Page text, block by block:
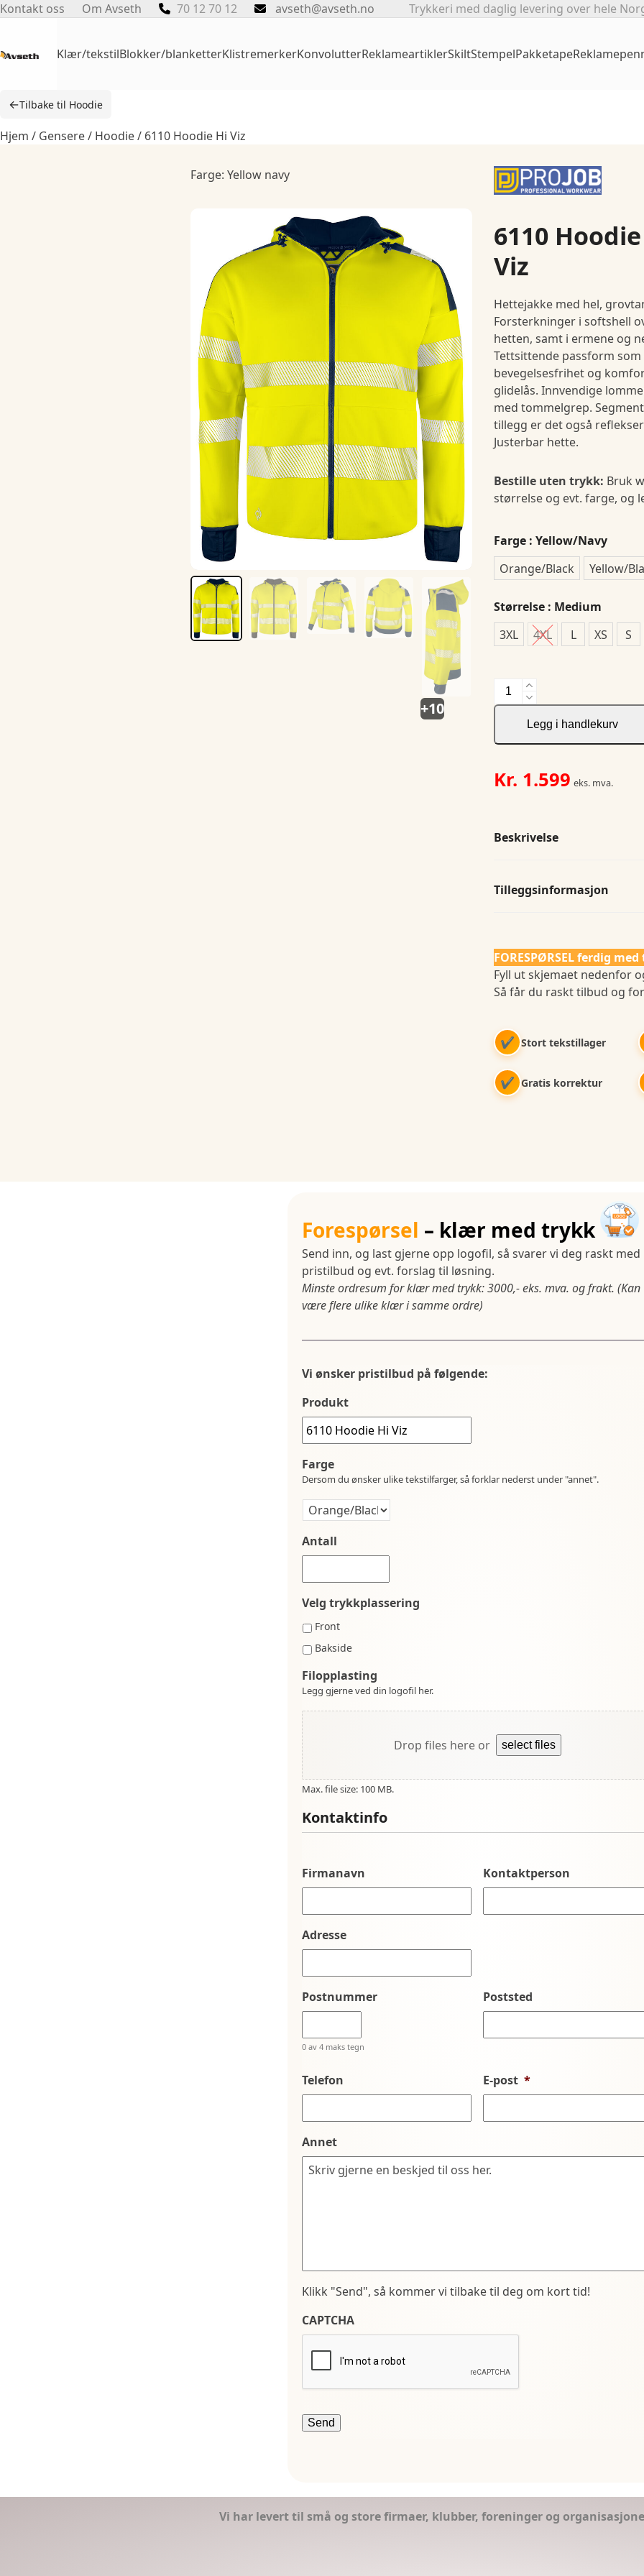
Skip
Kontakt oss Om Avseth 70 12 70 12 avseth@avseth.no Trykkeri med daglig levering over hele
Klær/tekstilBlokker/blanketterKlistremerkerKonvolutterReklameartiklerSkiltStempelPakketape
←Tilbake til Hoodie
Hjem / Gensere/ Hoodie/ 6110 Hoodie Hi Viz
Farge: Yellow navy
+10
6110
Viz
Hettejakke med hel,
Forsterkninger i softshell
hetten, samt i ermene og
Tettsittende passform
bevegelsesfrihet og
glidelås. Innvendige
med tommelgrep.
tillegg er det også
Justerbar hette.
Bestille uten trykk: Bruk
størrelse og evt. farge, og
Farge : Yellow/Navy
Orange/Black
Yellow/
Størrelse : Medium
3XL
4XL L XS S
6110
Hoodie
Viz
Legg i handlekurv
Kr. 1.599 eks. mva.
Beskrivelse
Tilleggsinformasjon
FORESPØRSEL ferdig
Fyll ut skjemaet nedenfor
Så får du raskt tilbud og
✔ Stort tekstillager
✔ Gratis korrektur
Forespørsel – klær med trykk
Send inn, og last gjerne opp logofil, så svarer vi deg raskt med
pristilbud og evt. forslag til løsning.
Minste ordresum for klær med trykk: 3000,- eks. mva. og frakt. (Kan
være flere ulike klær i samme ordre)
Vi ønsker pristilbud på følgende:
Produkt
Farge
Dersom du ønsker ulike tekstilfarger, så forklar nederst under "annet".
Antall
Velg trykkplassering
Front
Bakside
Filopplasting
Legg gjerne ved din logofil her.
Drop files here or select files
Max. file size: 100 MB.
Kontaktinfo
Firmanavn Kontaktperson
Adresse
Postnummer
0 av 4 maks tegn
Poststed
Telefon E-post *
Annet
Klikk "Send", så kommer vi tilbake til deg om kort tid!
CAPTCHA
Vi har levert til små og store firmaer, klubber, foreninger og